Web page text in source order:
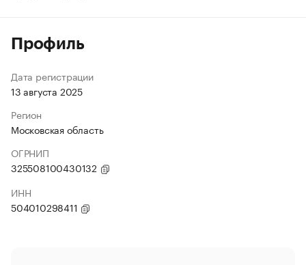
Профиль
Дата регистрации
13 августа 2025
Регион
Московская область
ОГРНИП
325508100430132
ИНН
504010298411